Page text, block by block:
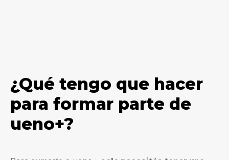
¿Qué tengo que hacer
para formar parte de
ueno+?